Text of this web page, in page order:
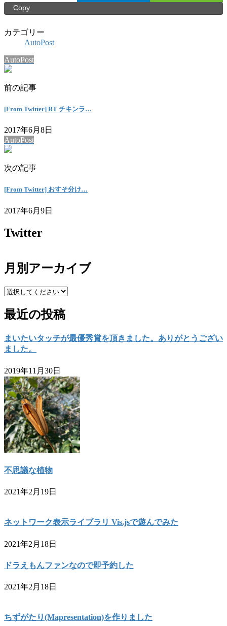
Copy
カテゴリー
AutoPost
AutoPost
前の記事
[From Twitter] RT チキンラ…
2017年6月8日
AutoPost
次の記事
[From Twitter] おすそ分け…
2017年6月9日
Twitter
月別アーカイブ
最近の投稿
まいたいタッチが最優秀賞を頂きました。ありがとうござい
ました。
2019年11月30日
不思議な植物
2021年2月19日
ネットワーク表示ライブラリ Vis.jsで遊んでみた
2021年2月18日
ドラえもんファンなので即予約した
2021年2月18日
ちずがたり(Mapresentation)を作りました